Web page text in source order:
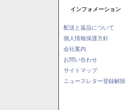
インフォメーション
配送と返品について
個人情報保護方針
会社案内
お問い合わせ
サイトマップ
ニュースレター登録解除